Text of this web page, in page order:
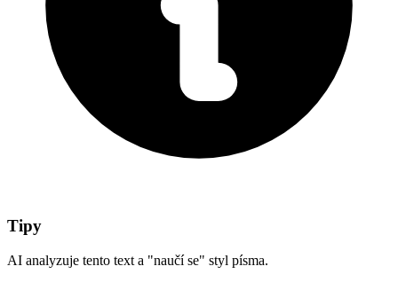
Tipy
AI analyzuje tento text a "naučí se" styl písma.